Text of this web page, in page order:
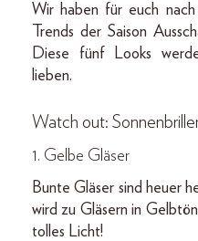
Wir haben für euch
Trends der Saison
Diese fünf Looks
lieben.
Watch out:
1. Gelbe Gläser
Bunte Gläser sind heuer
wird zu Gläsern in
tolles Licht!